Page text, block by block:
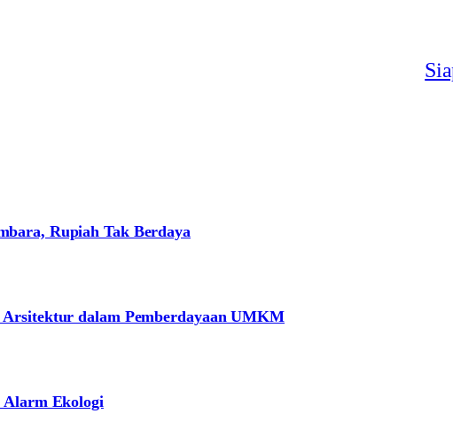
Rupiah Tak Berdaya
Arsitektur dalam Pemberdayaan UMKM
Alarm Ekologi